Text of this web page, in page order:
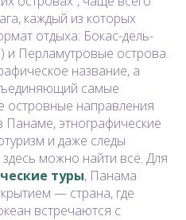
каждый из которых
отдыха: Бокас-дель-
и Перламутровые острова.
название, а
самые
островные направления
этнографические
и даже следы
можно найти всё. Для
туры, Панама
— страна, где
встречаются с